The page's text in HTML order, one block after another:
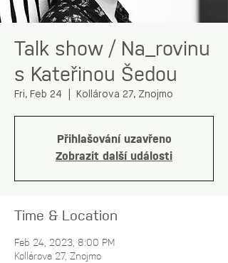
Talk show / Na_rovinu
s Kateřinou Šedou
Fri, Feb 24 Kollárova 27, Znojmo
Přihlašování uzavřeno
Zobrazit další události
Time & Location
Feb 24, 2023, 8:00 PM
Kollárova 27, Znojmo